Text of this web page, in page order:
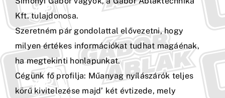
Kapcsolat
Kft. tulajdonosa.
Szeretném pár gondolattal elővezetni, hogy
milyen értékes információkat tudhat magáénak,
ha megtekinti honlapunkat.
Cégünk fő profilja: Műanyag nyílászárók teljes
körű kivitelezése majd’ két évtizede, mely